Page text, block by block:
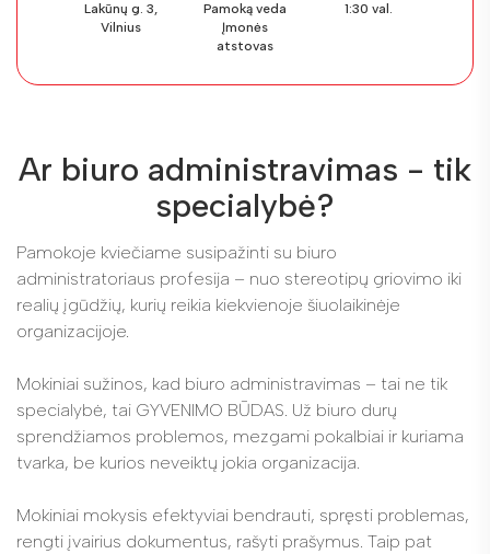
Lakūnų g. 3,
Vilnius
Pamoką veda
Įmonės
atstovas
1:30 val.
Ar biuro administravimas - tik
specialybė?
Pamokoje kviečiame susipažinti su biuro
administratoriaus profesija – nuo stereotipų griovimo iki
realių įgūdžių, kurių reikia kiekvienoje šiuolaikinėje
organizacijoje.
Mokiniai sužinos, kad biuro administravimas – tai ne tik
specialybė, tai GYVENIMO BŪDAS. Už biuro durų
sprendžiamos problemos, mezgami pokalbiai ir kuriama
tvarka, be kurios neveiktų jokia organizacija.
Mokiniai mokysis efektyviai bendrauti, spręsti problemas,
rengti įvairius dokumentus, rašyti prašymus. Taip pat